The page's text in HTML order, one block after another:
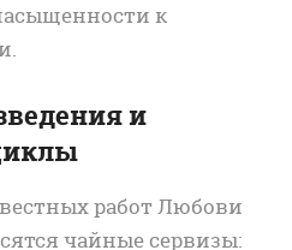
к
и
работ Любови
чайные сервизы: